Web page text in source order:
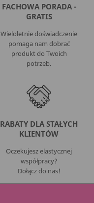
FACHOWA PORADA -
GRATIS
Wieloletnie doświadczenie
pomaga nam dobrać
produkt do Twoich
potrzeb.
RABATY DLA STAŁYCH
KLIENTÓW
Oczekujesz elastycznej
współpracy?
Dołącz do nas!